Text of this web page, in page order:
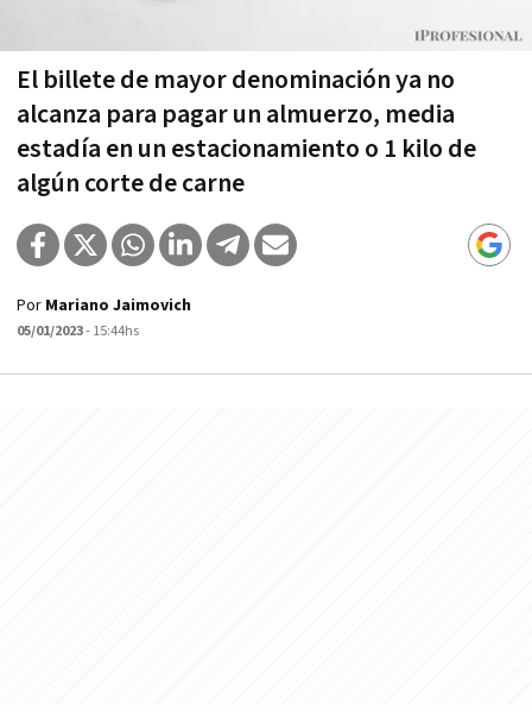
El billete de mayor denominación ya no
alcanza para pagar un almuerzo, media
estadía en un estacionamiento o 1 kilo de
algún corte de carne
Por Mariano Jaimovich
05/01/2023- 15:44hs